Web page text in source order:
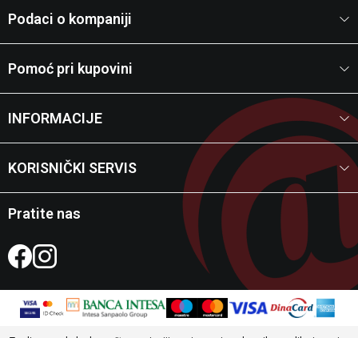
Podaci o kompaniji
Pomoć pri kupovini
INFORMACIJE
KORISNIČKI SERVIS
Pratite nas